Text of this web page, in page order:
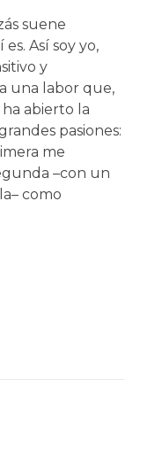
suene
Así soy yo,
y
una labor que,
abierto la
pasiones:
me
–con un
como